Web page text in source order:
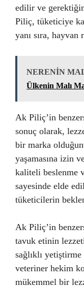
edilir ve
Piliç, tüketiciye
yanı sıra, hayvan
NERENİN
Ülkenin Malı
Ak Piliç’in
sonuç olarak,
bir marka
yaşamasına izin
kaliteli beslenme
sayesinde elde
tüketicilerin
Ak Piliç’in
tavuk etinin
sağlıklı
veteriner hekim
mükemmel bir